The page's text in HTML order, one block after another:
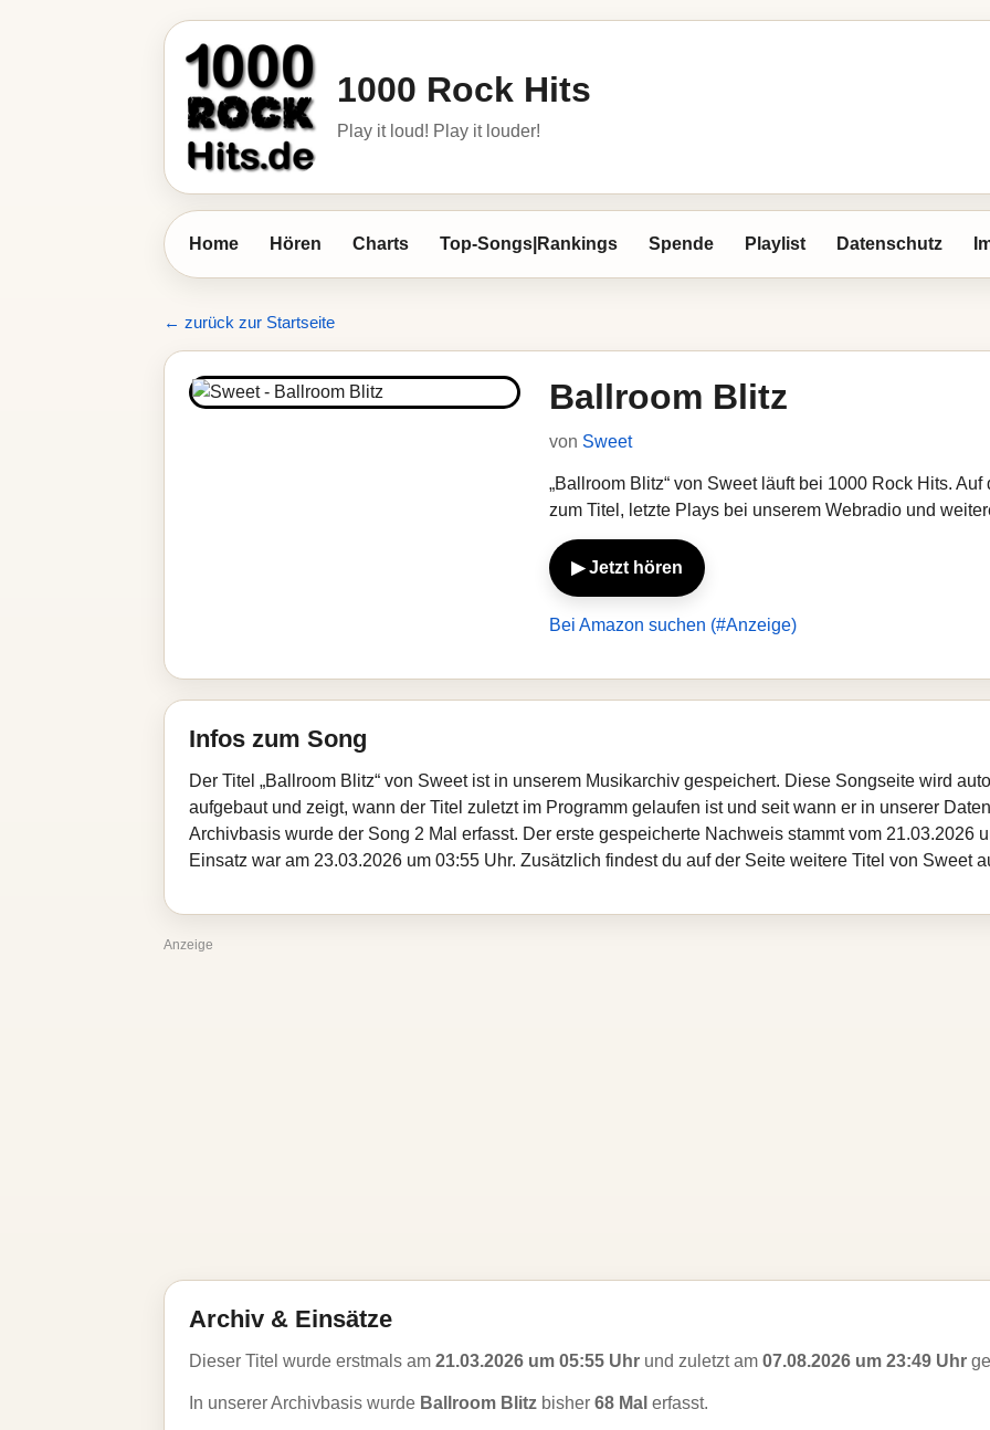
1000 Rock Hits
Play it loud! Play it louder!
Home Hören Charts Top-Songs|Rankings Spende Playlist Datenschutz
← zurück zur Startseite
Ballroom Blitz
von Sweet
„Ballroom Blitz“ von Sweet läuft bei 1000 Rock Hits.
zum Titel, letzte Plays bei unserem Webradio und
▶ Jetzt hören
Bei Amazon suchen (#Anzeige)
Infos zum Song
Der Titel „Ballroom Blitz“ von Sweet ist in unserem Musikarchiv gespeichert. Diese Songseite wird
aufgebaut und zeigt, wann der Titel zuletzt im Programm gelaufen ist und seit wann er in unserer
Archivbasis wurde der Song 2 Mal erfasst. Der erste gespeicherte Nachweis stammt vom 21.03.2026
Einsatz war am 23.03.2026 um 03:55 Uhr. Zusätzlich findest du auf der Seite weitere Titel von Sweet
Anzeige
Archiv & Einsätze
Dieser Titel wurde erstmals am 21.03.2026 um 05:55 Uhr und zuletzt am 07.08.2026 um 23:49 Uhr
In unserer Archivbasis wurde Ballroom Blitz bisher 68 Mal erfasst.